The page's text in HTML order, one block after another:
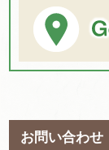
お問い合わせ